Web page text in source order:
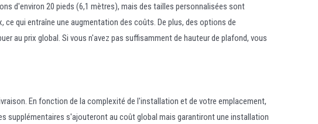
d'environ 20 pieds (6,1 mètres), mais des tailles personnalisées sont
qui entraîne une augmentation des coûts. De plus, des options de
au prix global. Si vous n'avez pas suffisamment de hauteur de plafond, vous
En fonction de la complexité de l'installation et de votre emplacement,
supplémentaires s'ajouteront au coût global mais garantiront une installation